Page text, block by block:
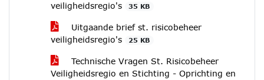
veiligheidsregio's
35 KB
Uitgaande brief st. risicobeheer
veiligheidsregio's
25 KB
Technische Vragen St. Risicobeheer
Veiligheidsregio en Stichting - Oprichting en